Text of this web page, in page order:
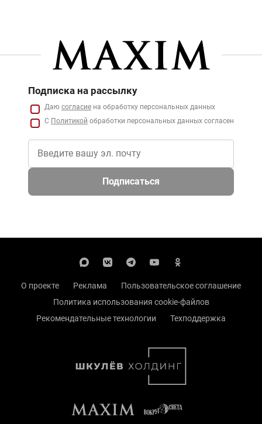
Подписка на рассылку
Даю согласие на обработку персональных данных
С Политикой обработки персональных данных согласен
Подписаться
О проекте Реклама
Пользовательское соглашение
Политика использования cookie-файлов
Рекомендательные технологии
Техподдержка